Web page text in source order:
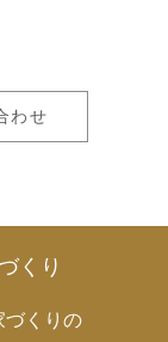
わせ
くり
づくりの